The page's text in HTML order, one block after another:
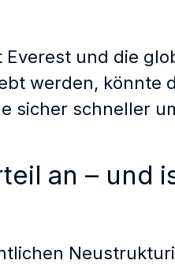
Everest und die
werden, könnte
sicher schneller
an – und